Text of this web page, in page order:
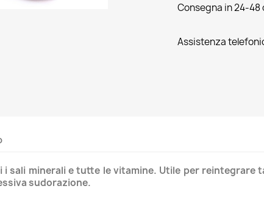
Consegna in 24-48
Assistenza
minerali e tutte le vitamine. Utile per reintegrare
sudorazione.